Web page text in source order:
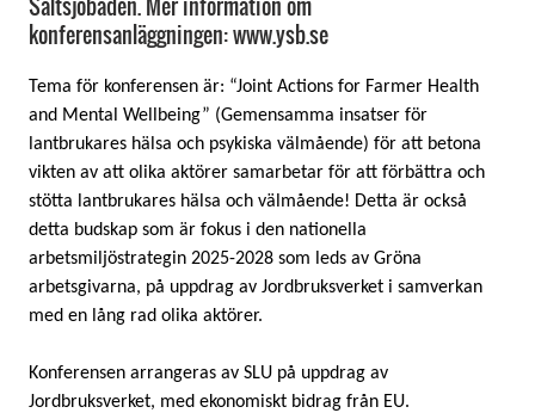
konferensanläggningen: www.ysb.se
Tema för konferensen är: “Joint Actions for Farmer Health
and Mental Wellbeing” (Gemensamma insatser för
lantbrukares hälsa och psykiska välmående) för att betona
vikten av att olika aktörer samarbetar för att förbättra och
stötta lantbrukares hälsa och välmående! Detta är också
detta budskap som är fokus i den nationella
arbetsmiljöstrategin 2025-2028 som leds av Gröna
arbetsgivarna, på uppdrag av Jordbruksverket i samverkan
med en lång rad olika aktörer.
Konferensen arrangeras av SLU på uppdrag av
Jordbruksverket, med ekonomiskt bidrag från EU.